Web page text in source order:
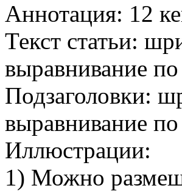
Аннотация: 12
Текст статьи:
выравнивание
Подзаголовки:
выравнивание
Иллюстрации:
1) Можно